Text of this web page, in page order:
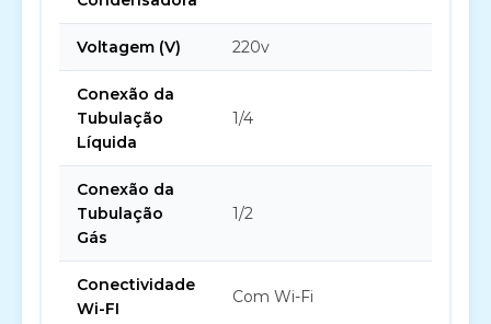
Voltagem (V) 220v
Conexão da
Tubulação
Líquida
1/4
Conexão da
Tubulação
Gás
1/2
Conectividade
Wi-FI
Com Wi-Fi